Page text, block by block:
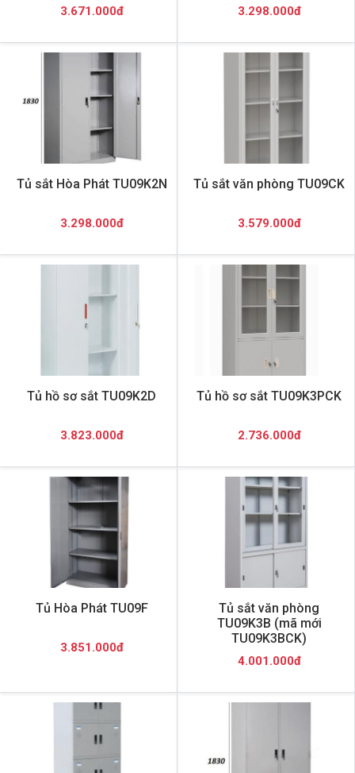
3.671.000đ 3.298.000đ
Tủ sắt Hòa Phát TU09K2N
3.298.000đ
Tủ sắt văn phòng TU09CK
3.579.000đ
Tủ hồ sơ sắt TU09K2D
3.823.000đ
Tủ hồ sơ sắt TU09K3PCK
2.736.000đ
Tủ Hòa Phát TU09F
3.851.000đ
Tủ sắt văn phòng
TU09K3B (mã mới
TU09K3BCK)
4.001.000đ